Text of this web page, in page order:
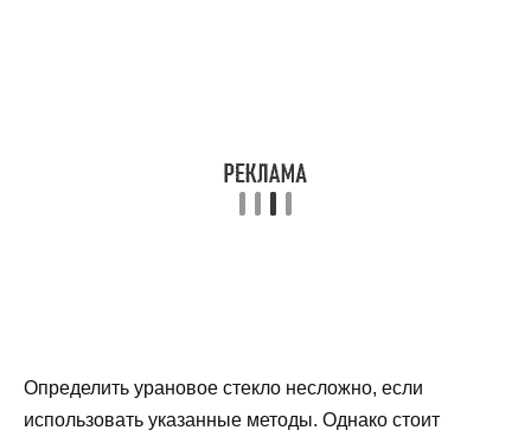
Определить урановое стекло несложно, если
использовать указанные методы. Однако стоит